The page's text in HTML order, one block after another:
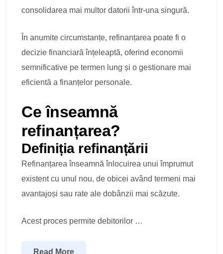
consolidarea mai multor datorii într-una singură.
În anumite circumstanțe, refinanțarea poate fi o
decizie financiară înțeleaptă, oferind economii
semnificative pe termen lung și o gestionare mai
eficientă a finanțelor personale.
Ce înseamnă
refinanțarea?
Definiția refinanțării
Refinanțarea înseamnă înlocuirea unui împrumut
existent cu unul nou, de obicei având termeni mai
avantajoși sau rate ale dobânzii mai scăzute.
Acest proces permite debitorilor …
Read More